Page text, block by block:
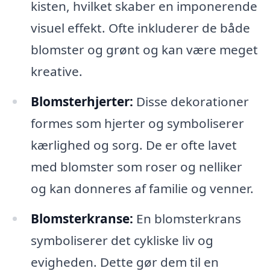
kisten, hvilket skaber en imponerende
visuel effekt. Ofte inkluderer de både
blomster og grønt og kan være meget
kreative.
Blomsterhjerter: Disse dekorationer
formes som hjerter og symboliserer
kærlighed og sorg. De er ofte lavet
med blomster som roser og nelliker
og kan donneres af familie og venner.
Blomsterkranse: En blomsterkrans
symboliserer det cykliske liv og
evigheden. Dette gør dem til en